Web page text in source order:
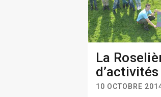
La
d’activités
10 OCTOBRE